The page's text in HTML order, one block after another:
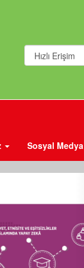
Sosyal Medya